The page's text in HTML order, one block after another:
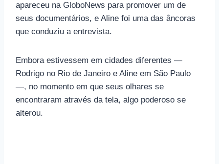
apareceu na GloboNews para promover um de
seus documentários, e Aline foi uma das âncoras
que conduziu a entrevista.
Embora estivessem em cidades diferentes —
Rodrigo no Rio de Janeiro e Aline em São Paulo
—, no momento em que seus olhares se
encontraram através da tela, algo poderoso se
alterou.